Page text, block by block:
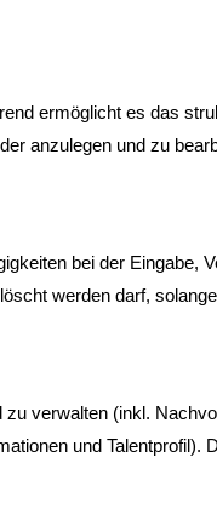
ermöglicht es das
anzulegen und zu
bei der Eingabe,
werden darf,
verwalten (inkl.
und Talentprofil).